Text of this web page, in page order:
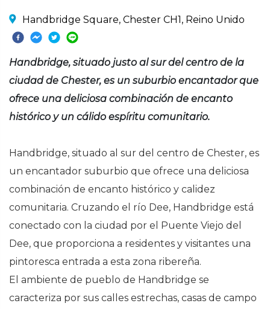
Handbridge Square, Chester CH1, Reino Unido
Handbridge, situado justo al sur del centro de la
ciudad de Chester, es un suburbio encantador que
ofrece una deliciosa combinación de encanto
histórico y un cálido espíritu comunitario.
Handbridge, situado al sur del centro de Chester, es
un encantador suburbio que ofrece una deliciosa
combinación de encanto histórico y calidez
comunitaria. Cruzando el río Dee, Handbridge está
conectado con la ciudad por el Puente Viejo del
Dee, que proporciona a residentes y visitantes una
pintoresca entrada a esta zona ribereña.
El ambiente de pueblo de Handbridge se
caracteriza por sus calles estrechas, casas de campo